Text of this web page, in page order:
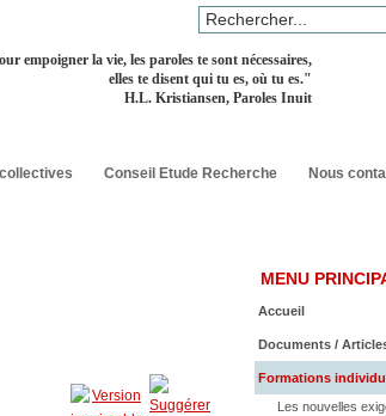
Conseil Etude Recherche Nous
MENU
Accueil
Documents /
Formations
Les nouvelles
empoigner la vie, les paroles te sont nécessaires,
elles te disent qui tu es, où tu es."
H.L. Kristiansen, Paroles Inuit